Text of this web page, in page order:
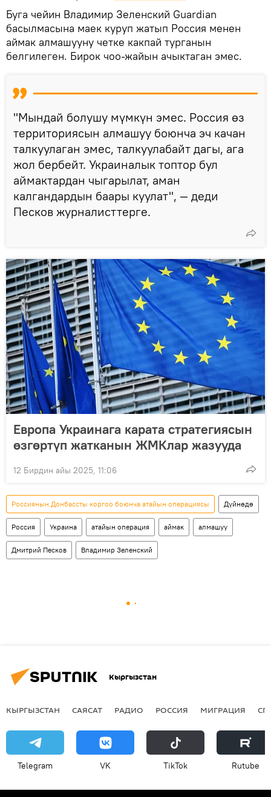
Буга чейин Владимир Зеленский Guardian
басылмасына маек куруп жатып Россия менен
аймак алмашууну четке какпай турганын
белгилеген. Бирок чоо-жайын ачыктаган эмес.
"Мындай болушу мүмкүн эмес. Россия өз
территориясын алмашуу боюнча эч качан
талкуулаган эмес, талкуулабайт дагы, ага
жол бербейт. Украиналык топтор бул
аймактардан чыгарылат, аман
калгандардын баары куулат", — деди
Песков журналисттерге.
Европа Украинага карата стратегиясын
өзгөртүп жатканын ЖМКлар жазууда
12 Бирдин айы 2025, 11:06
Россиянын Донбассты коргоо боюнча атайын операциясы Дүйнөдө
Россия Украина атайын операция аймак алмашуу
Дмитрий Песков Владимир Зеленский
Кыргызстан
КЫРГЫЗСТАН САЯСАТ РАДИО РОССИЯ МИГРАЦИЯ
Telegram VK ТikТоk Rutube